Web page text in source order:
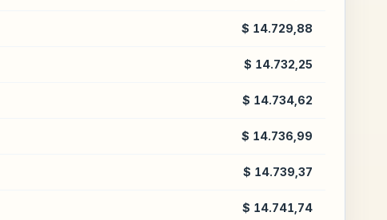
$ 14.729,88
$ 14.732,25
$ 14.734,62
$ 14.736,99
$ 14.739,37
$ 14.741,74